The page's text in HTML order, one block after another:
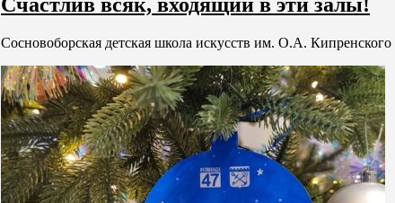
Сосновоборская детская школа искусств им. О.А. Кипренского